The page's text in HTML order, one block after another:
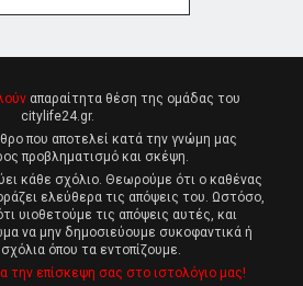
απαραίτητα θέση της ομάδας του
citylife24.gr.
που αποτελεί κατά την γνώμη μας
προβληματισμό και σκέψη.
κάθε σχόλιο. Θεωρούμε ότι ο καθένας
ελεύθερα τις απόψεις του. Ωστόσο,
υιοθετούμε τις απόψεις αυτές, και
να μην δημοσιεύουμε συκοφαντικά ή
όπου τα εντοπίζουμε.
την επίσκεψη σας στο ιστολόγιο μας!